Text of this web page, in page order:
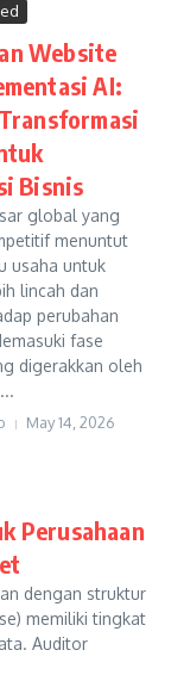
Website
AI:
Bisnis
global yang
menuntut
usaha untuk
lincah dan
perubahan
fase
digerakkan oleh
May 14, 2026
Perusahaan
dengan struktur
memiliki tingkat
Auditor